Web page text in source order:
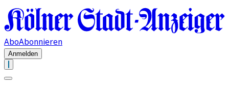
AboAbonnieren
Anmelden